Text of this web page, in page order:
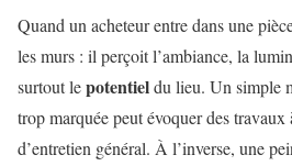
Quand un acheteur entre dans une
les murs : il perçoit l’ambiance, la
surtout lepotentieldu lieu. Un simple
trop marquée peut évoquer des
d’entretien général. À l’inverse, une